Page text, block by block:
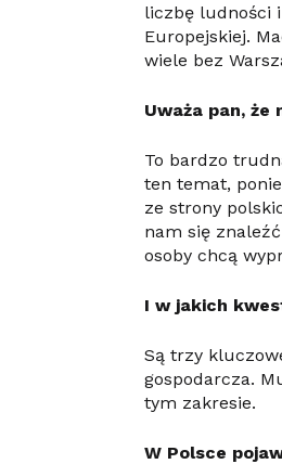
liczbę ludności
Europejskiej.
wiele bez
Uważa pan, że
To bardzo
ten temat,
ze strony
nam się
osoby chcą
I w jakich
Są trzy
gospodarcza.
tym zakresie.
W Polsce